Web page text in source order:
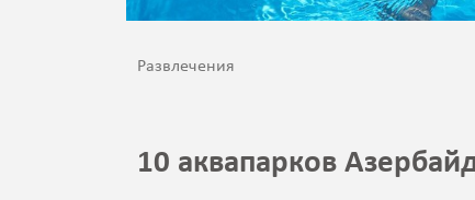
Развлечения
10 аквапарков